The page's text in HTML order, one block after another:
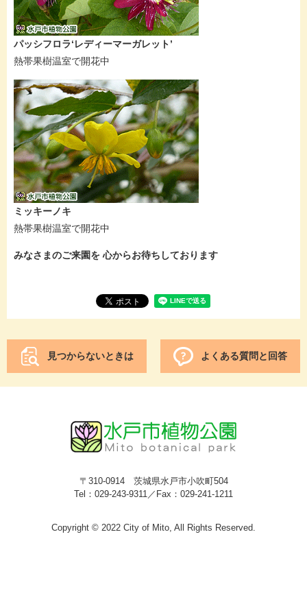
パッシフロラ‘レディーマーガレット’
熱帯果樹温室で開花中
ミッキーノキ
熱帯果樹温室で開花中
みなさまのご来園を 心からお待ちしております
見つからないときは よくある質問と回答
〒310-0914 茨城県水戸市小吹町504
Tel：029-243-9311／Fax：029-241-1211
Copyright © 2022 City of Mito, All Rights Reserved.